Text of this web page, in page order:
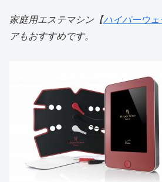
家庭用エステマシン【ハイパーウ
アもおすすめです。